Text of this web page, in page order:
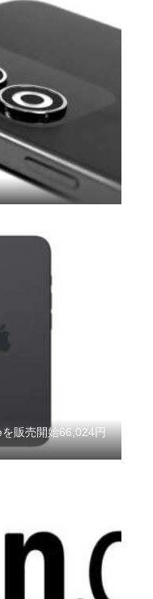
販売開始66,024円